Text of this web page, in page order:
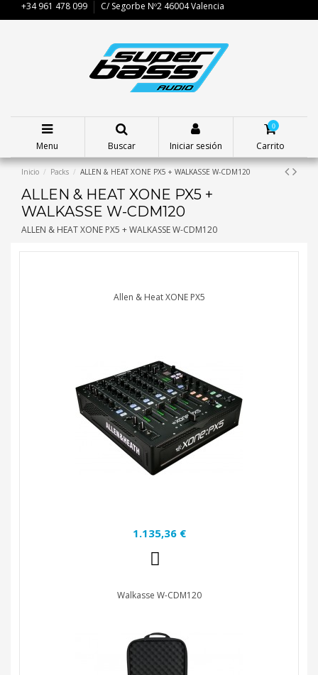
+34 961 478 099 C/ Segorbe Nº2 46004 Valencia
Menu Buscar Iniciar sesión
0
Carrito
Inicio Packs ALLEN & HEAT XONE PX5 + WALKASSE W-CDM120
ALLEN & HEAT XONE PX5 +
WALKASSE W-CDM120
ALLEN & HEAT XONE PX5 + WALKASSE W-CDM120
Allen & Heat XONE PX5
1.135,36 €
Walkasse W-CDM120